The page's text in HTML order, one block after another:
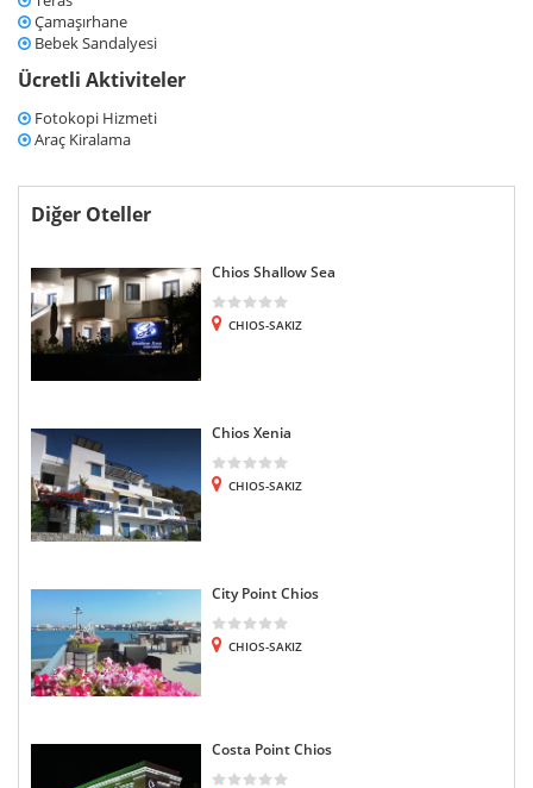
Çamaşırhane
Bebek Sandalyesi
Ücretli Aktiviteler
Fotokopi Hizmeti
Araç Kiralama
Diğer Oteller
Chios Shallow Sea
CHIOS-SAKIZ
Chios Xenia
CHIOS-SAKIZ
City Point Chios
CHIOS-SAKIZ
Costa Point Chios